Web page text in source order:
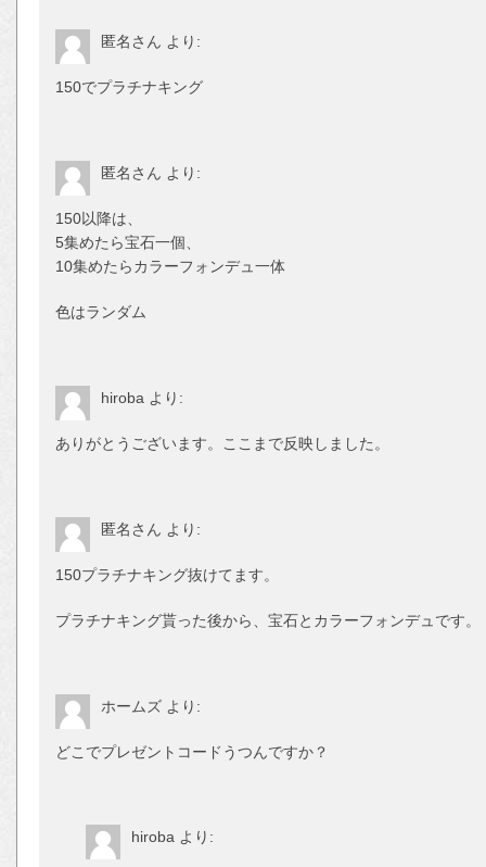
匿名さん より:
150でプラチナキング
匿名さん より:
150以降は、
5集めたら宝石一個、
10集めたらカラーフォンデュ一体
色はランダム
hiroba より:
ありがとうございます。ここまで反映しました。
匿名さん より:
150プラチナキング抜けてます。
プラチナキング貰った後から、宝石とカラーフォンデュです。
ホームズ より:
どこでプレゼントコードうつんですか？
hiroba より: